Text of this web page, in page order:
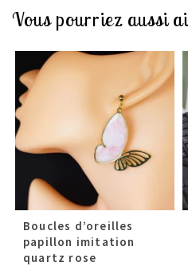
Vous pourriez aussi
Boucles d’oreilles
papillon imitation
quartz rose